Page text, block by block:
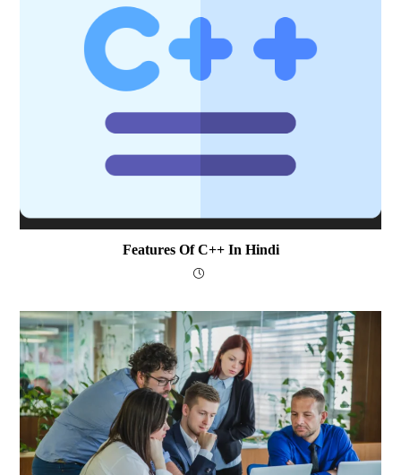
Features Of C++ In Hindi